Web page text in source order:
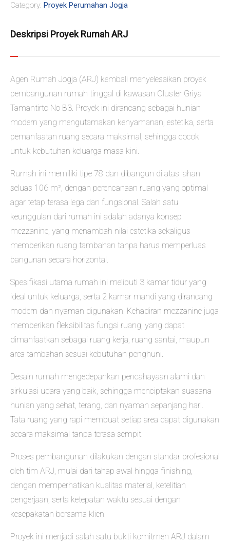
Category: Proyek Perumahan Jogja
Deskripsi Proyek Rumah ARJ
Agen Rumah Jogja (ARJ) kembali menyelesaikan proyek
pembangunan rumah tinggal di kawasan Cluster Griya
Tamantirto No B3. Proyek ini dirancang sebagai hunian
modern yang mengutamakan kenyamanan, estetika, serta
pemanfaatan ruang secara maksimal, sehingga cocok
untuk kebutuhan keluarga masa kini.
Rumah ini memiliki tipe 78 dan dibangun di atas lahan
seluas 106 m², dengan perencanaan ruang yang optimal
agar tetap terasa lega dan fungsional. Salah satu
keunggulan dari rumah ini adalah adanya konsep
mezzanine, yang menambah nilai estetika sekaligus
memberikan ruang tambahan tanpa harus memperluas
bangunan secara horizontal.
Spesifikasi utama rumah ini meliputi 3 kamar tidur yang
ideal untuk keluarga, serta 2 kamar mandi yang dirancang
modern dan nyaman digunakan. Kehadiran mezzanine juga
memberikan fleksibilitas fungsi ruang, yang dapat
dimanfaatkan sebagai ruang kerja, ruang santai, maupun
area tambahan sesuai kebutuhan penghuni.
Desain rumah mengedepankan pencahayaan alami dan
sirkulasi udara yang baik, sehingga menciptakan suasana
hunian yang sehat, terang, dan nyaman sepanjang hari.
Tata ruang yang rapi membuat setiap area dapat digunakan
secara maksimal tanpa terasa sempit.
Proses pembangunan dilakukan dengan standar profesional
oleh tim ARJ, mulai dari tahap awal hingga finishing,
dengan memperhatikan kualitas material, ketelitian
pengerjaan, serta ketepatan waktu sesuai dengan
kesepakatan bersama klien.
Proyek ini menjadi salah satu bukti komitmen ARJ dalam